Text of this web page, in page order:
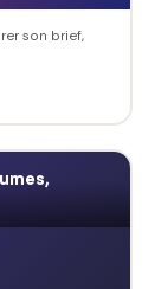
son brief,